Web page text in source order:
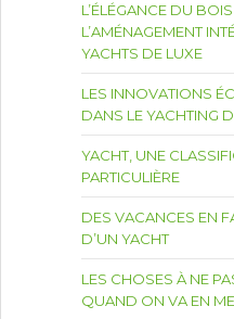
L’ÉLÉGANCE DU
L’AMÉNAGEMENT
YACHTS DE LUXE
LES INNOVATIONS
DANS LE YACHTING
YACHT, UNE
PARTICULIÈRE
DES VACANCES EN
D’UN YACHT
LES CHOSES À NE
QUAND ON VA EN